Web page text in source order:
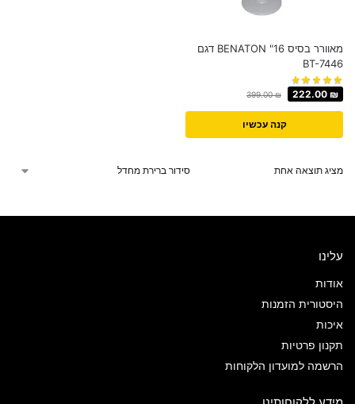
מאוורר בסיס 16" BENATON דגם
BT-7446
399.00₪ 222.00 ₪
קנה עכשיו
מציג תוצאה אחת
עלינו
אודות
היסטורית הזמנות
איכות
תקנון פרטיות
הרשמה למועדון הלקוחות